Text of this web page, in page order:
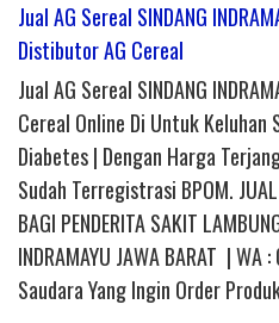
Jual AG Sereal SINDANG
Distibutor AG Cereal
Jual AG Sereal SINDANG
Cereal Online Di Untuk
Diabetes | Dengan Harga
Sudah Terregistrasi BPOM. JUAL
BAGI PENDERITA SAKIT
INDRAMAYU JAWA BARAT |
Saudara Yang Ingin Order